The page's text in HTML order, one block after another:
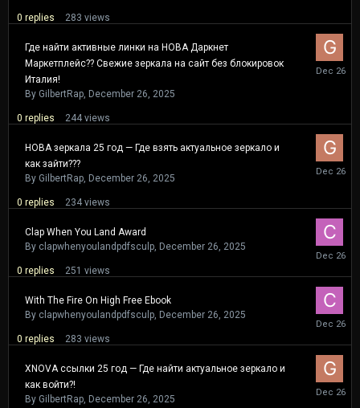
0 replies 283 views
Где найти активные линки на НОВА Даркнет
Маркетплейс?? Свежие зеркала на сайт без блокировок
Италия!
By GilbertRap December 26, 2025
0 replies 244 views
26,
НОВА зеркала 25 год — Где взять актуальное зеркало и
как зайти???
By GilbertRap December 26, 2025
0 replies 234 views
26,
Clap When You Land Award
By clapwhenyoulandpdfsculp December 26, 2025
0 replies 251 views
26,
With The Fire On High Free Ebook
By clapwhenyoulandpdfsculp December 26, 2025
0 replies 283 views
26,
XNOVA ссылки 25 год — Где найти актуальное зеркало и
как войти?!
By GilbertRap December 26, 2025
26,